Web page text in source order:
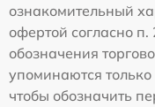
ознакомительный
офертой согласно
обозначения
упоминаются
чтобы обозначить